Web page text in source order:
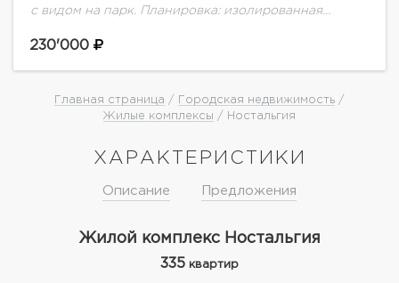
с видом на парк. Планировка: изолированная
техникой, две спальни, кабинет, гардеробная,
230'000
Главная страница / Городская недвижимость /
Жилые комплексы / Ностальгия
ХАРАКТЕРИСТИКИ
Описание Предложения
Жилой комплекс Ностальгия
335 квартир